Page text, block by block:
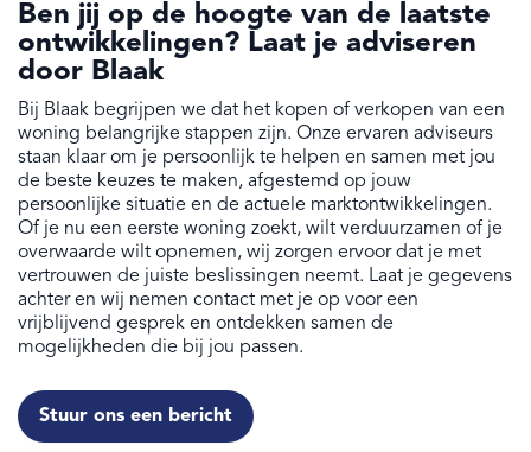
Ben jij op de hoogte van de laatste
ontwikkelingen? Laat je adviseren
door Blaak
Bij Blaak begrijpen we dat het kopen of verkopen van een
woning belangrijke stappen zijn. Onze ervaren adviseurs
staan klaar om je persoonlijk te helpen en samen met jou
de beste keuzes te maken, afgestemd op jouw
persoonlijke situatie en de actuele marktontwikkelingen.
Of je nu een eerste woning zoekt, wilt verduurzamen of je
overwaarde wilt opnemen, wij zorgen ervoor dat je met
vertrouwen de juiste beslissingen neemt. Laat je gegevens
achter en wij nemen contact met je op voor een
vrijblijvend gesprek en ontdekken samen de
mogelijkheden die bij jou passen.
Stuur ons een bericht